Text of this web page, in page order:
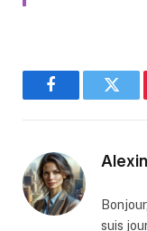
Facebook
suis